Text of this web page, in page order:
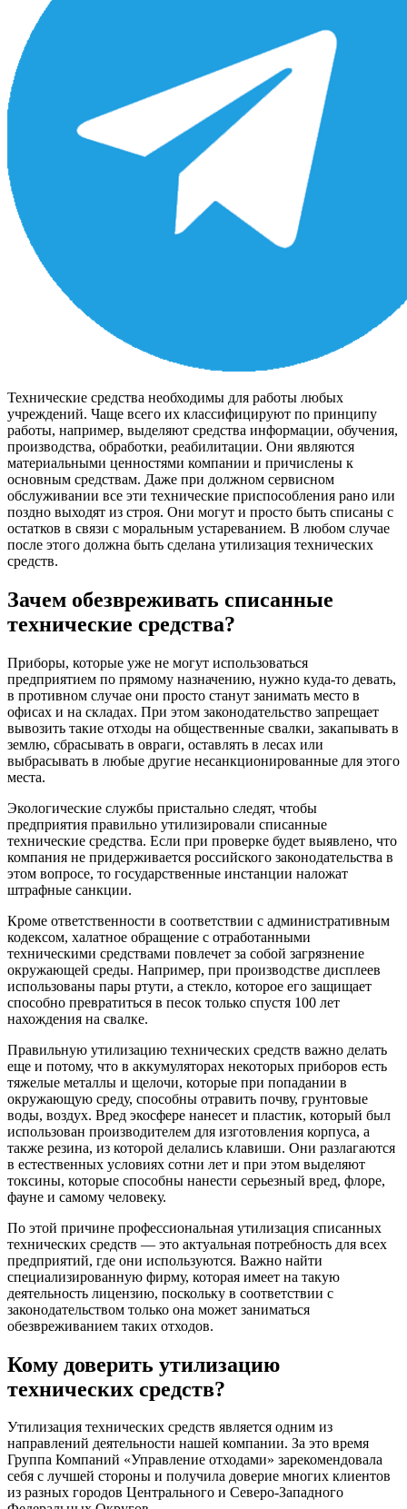
Технические средства необходимы для работы любых
учреждений. Чаще всего их классифицируют по принципу
работы, например, выделяют средства информации, обучения,
производства, обработки, реабилитации. Они являются
материальными ценностями компании и причислены к
основным средствам. Даже при должном сервисном
обслуживании все эти технические приспособления рано или
поздно выходят из строя. Они могут и просто быть списаны с
остатков в связи с моральным устареванием. В любом случае
после этого должна быть сделана утилизация технических
средств.
Зачем обезвреживать списанные
технические средства?
Приборы, которые уже не могут использоваться
предприятием по прямому назначению, нужно куда-то девать,
в противном случае они просто станут занимать место в
офисах и на складах. При этом законодательство запрещает
вывозить такие отходы на общественные свалки, закапывать в
землю, сбрасывать в овраги, оставлять в лесах или
выбрасывать в любые другие несанкционированные для этого
места.
Экологические службы пристально следят, чтобы
предприятия правильно утилизировали списанные
технические средства. Если при проверке будет выявлено, что
компания не придерживается российского законодательства в
этом вопросе, то государственные инстанции наложат
штрафные санкции.
Кроме ответственности в соответствии с административным
кодексом, халатное обращение с отработанными
техническими средствами повлечет за собой загрязнение
окружающей среды. Например, при производстве дисплеев
использованы пары ртути, а стекло, которое его защищает
способно превратиться в песок только спустя 100 лет
нахождения на свалке.
Правильную утилизацию технических средств важно делать
еще и потому, что в аккумуляторах некоторых приборов есть
тяжелые металлы и щелочи, которые при попадании в
окружающую среду, способны отравить почву, грунтовые
воды, воздух. Вред экосфере нанесет и пластик, который был
использован производителем для изготовления корпуса, а
также резина, из которой делались клавиши. Они разлагаются
в естественных условиях сотни лет и при этом выделяют
токсины, которые способны нанести серьезный вред, флоре,
фауне и самому человеку.
По этой причине профессиональная утилизация списанных
технических средств — это актуальная потребность для всех
предприятий, где они используются. Важно найти
специализированную фирму, которая имеет на такую
деятельность лицензию, поскольку в соответствии с
законодательством только она может заниматься
обезвреживанием таких отходов.
Кому доверить утилизацию
технических средств?
Утилизация технических средств является одним из
направлений деятельности нашей компании. За это время
Группа Компаний «Управление отходами» зарекомендовала
себя с лучшей стороны и получила доверие многих клиентов
из разных городов Центрального и Северо-Западного